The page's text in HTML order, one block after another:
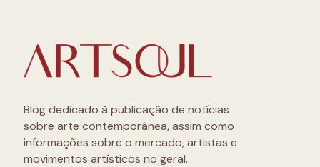
Blog dedicado à publicação de notícias
sobre arte contemporânea, assim como
informações sobre o mercado, artistas e
movimentos artísticos no geral.